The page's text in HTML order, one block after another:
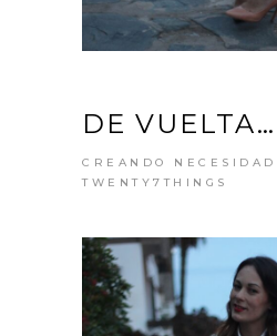
DE VUELTA…
CREANDO
TWENTY7THINGS